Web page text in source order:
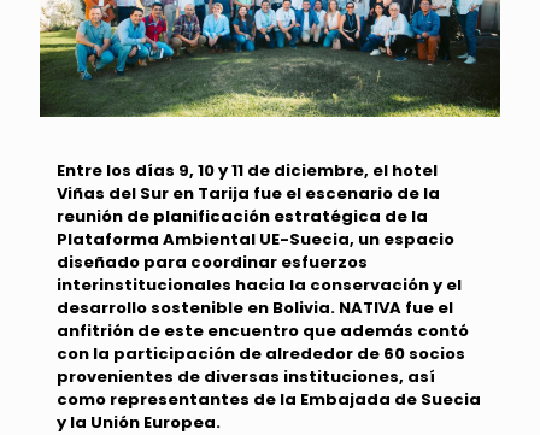
Entre los días 9, 10 y 11 de diciembre, el hotel
Viñas del Sur en Tarija fue el escenario de la
reunión de planificación estratégica de la
Plataforma Ambiental UE-Suecia, un espacio
diseñado para coordinar esfuerzos
interinstitucionales hacia la conservación y el
desarrollo sostenible en Bolivia. NATIVA fue el
anfitrión de este encuentro que además contó
con la participación de alrededor de 60 socios
provenientes de diversas instituciones, así
como representantes de la Embajada de Suecia
y la Unión Europea.